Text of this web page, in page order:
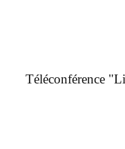
Téléconférence